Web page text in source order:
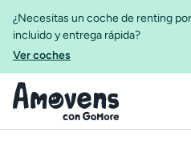
¿Necesitas un coche de renting
incluido y entrega rápida?
Ver coches